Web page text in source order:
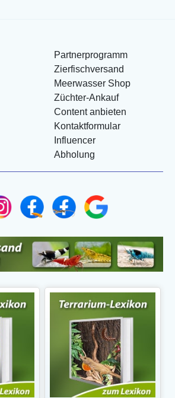
Partnerprogramm
Zierfischversand
Meerwasser Shop
Züchter-Ankauf
Content anbieten
Kontaktformular
Influencer
Abholung